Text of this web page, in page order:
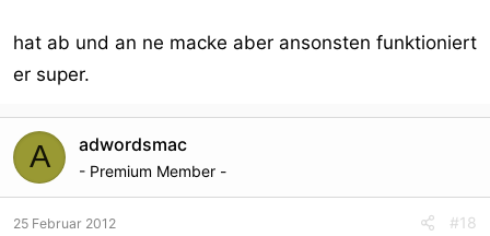
hat ab und an ne macke aber ansonsten funktioniert
er super.
A adwordsmac
- Premium Member -
25 Februar 2012 #18